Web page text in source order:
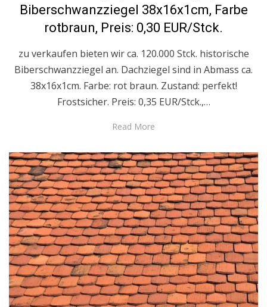
Biberschwanzziegel 38x16x1cm, Farbe
rotbraun, Preis: 0,30 EUR/Stck.
zu verkaufen bieten wir ca. 120.000 Stck. historische
Biberschwanzziegel an. Dachziegel sind in Abmass ca.
38x16x1cm. Farbe: rot braun. Zustand: perfekt!
Frostsicher. Preis: 0,35 EUR/Stck.,…
Read More